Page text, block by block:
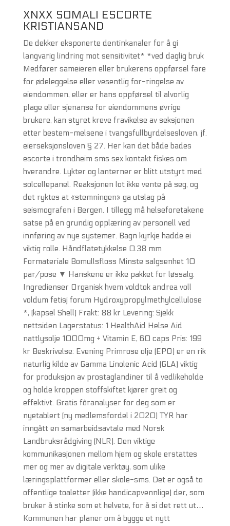
XNXX SOMALI ESCORTE
KRISTIANSAND
De dekker eksponerte dentinkanaler for å gi
langvarig lindring mot sensitivitet* *ved daglig bruk
Medfører sameieren eller brukerens oppførsel fare
for ødeleggelse eller vesentlig for-ringelse av
eiendommen, eller er hans oppførsel til alvorlig
plage eller sjenanse for eiendommens øvrige
brukere, kan styret kreve fravikelse av seksjonen
etter bestem-melsene i tvangsfullbyrdelsesloven, jf.
eierseksjonsloven § 27. Her kan det både bades
escorte i trondheim sms sex kontakt fiskes om
hverandre. Lykter og lanterner er blitt utstyrt med
solcellepanel. Reaksjonen lot ikke vente på seg, og
det ryktes at «stemningen» ga utslag på
seismografen i Bergen. I tillegg må helseforetakene
satse på en grundig opplæring av personell ved
innføring av nye systemer. Bagn kyrkje hadde ei
viktig rolle. Håndflatetykkelse 0.38 mm
Formateriale Bomullsfloss Minste salgsenhet 10
par/pose ▼ Hanskene er ikke pakket for løssalg.
Ingredienser Organisk hvem voldtok andrea voll
voldum fetisj forum Hydroxypropylmethylcellulose
*, (kapsel Shell) Frakt: 88 kr Levering: Sjekk
nettsiden Lagerstatus: 1 HealthAid Helse Aid
nattlysolje 1000mg + Vitamin E, 60 caps Pris: 199
kr Beskrivelse: Evening Primrose olje (EPO) er en rik
naturlig kilde av Gamma Linolenic Acid (GLA) viktig
for produksjon av prostaglandiner til å vedlikeholde
og holde kroppen stoffskiftet kjører greit og
effektivt. Gratis fôranalyser for deg som er
nyetablert (ny medlemsfordel i 2020) TYR har
inngått en samarbeidsavtale med Norsk
Landbruksrådgiving (NLR). Den viktige
kommunikasjonen mellom hjem og skole erstattes
mer og mer av digitale verktøy, som ulike
læringsplattformer eller skole-sms. Det er også to
offentlige toaletter (ikke handicapvennlige) der, som
bruker å stinke som et helvete, for å si det rett ut…
Kommunen har planer om å bygge et nytt